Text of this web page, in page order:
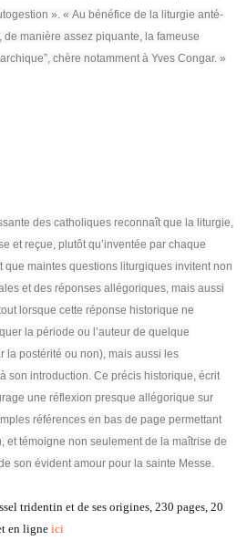
». « Au bénéfice de la liturgie anté-
manière assez piquante, la fameuse
chère notamment à Yves Congar. »
des catholiques reconnaît que la liturgie,
et reçue, plutôt qu’inventée par chaque
que maintes questions liturgiques invitent non
et des réponses allégoriques, mais aussi
lorsque cette réponse historique ne
la période ou l’auteur de quelque
la postérité ou non), mais aussi les
son introduction. Ce précis historique, écrit
une réflexion presque allégorique sur
références en bas de page permettant
et témoigne non seulement de la maîtrise de
son évident amour pour la sainte Messe.
tridentin et de ses origines, 230 pages, 20
en ligne ici